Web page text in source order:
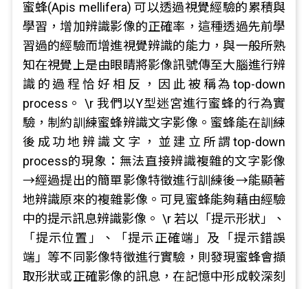
蜜蜂(Apis mellifera) 可以透過視覺經驗的累積與
學習，增加辨識影像的正確率，這種透過先前學
習過的經驗而增進視覺辨識的能力，與一般所熟
知在視覺上是由眼睛將影像訊號傳至大腦進行辨
識的過程恰好相反，因此被稱為top-down
process。 \r 我們以Y型迷宮進行蜜蜂的行為實
驗，制約訓練蜜蜂辨識文字影像。蜜蜂能在訓練
後成功地辨識文字，並建立所謂top-down
process的現象：無法直接辨識複雜的文字影像
→經過提出的簡單影像特徵進行訓練後→能顯著
地辨識原來的複雜影像。可見蜜蜂能夠藉由經驗
中的提示訊息辨識影像。 \r 若以「提示形狀」、
「提示位置」、「提示正確端」及「提示錯誤
端」等不同影像特徵進行實驗，則發現蜜蜂會擷
取形狀或正確影像的訊息，在記憶中形成較深刻